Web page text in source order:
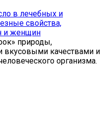
в лечебных и
свойства,
и женщин
природы,
вкусовыми качествами и
организма.